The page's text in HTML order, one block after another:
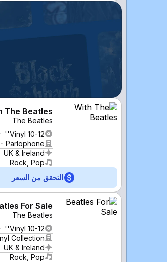
The Beatles
The Beatles
Vinyl 10-12''
Parlophone
UK & Ireland
Rock, Pop
التحقق من السعر
For Sale
The Beatles
Vinyl 10-12''
Collection
UK & Ireland
Rock, Pop